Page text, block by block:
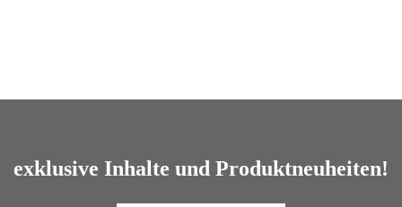
exklusive Inhalte und Produktneuheiten!